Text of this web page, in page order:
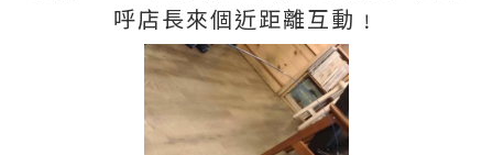
呼店長來個近距離互動﹗